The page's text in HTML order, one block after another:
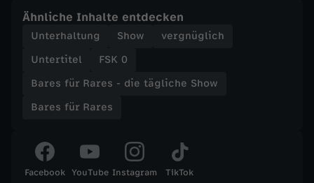
e
t
ä
g
l
Ähnliche Inhalte entdecken
Unterhaltung Show
vergnüglich
Untertitel
FSK 0
Bares für Rares - die tägliche Show
Bares für Rares
Facebook YouTube Instagram TikTok